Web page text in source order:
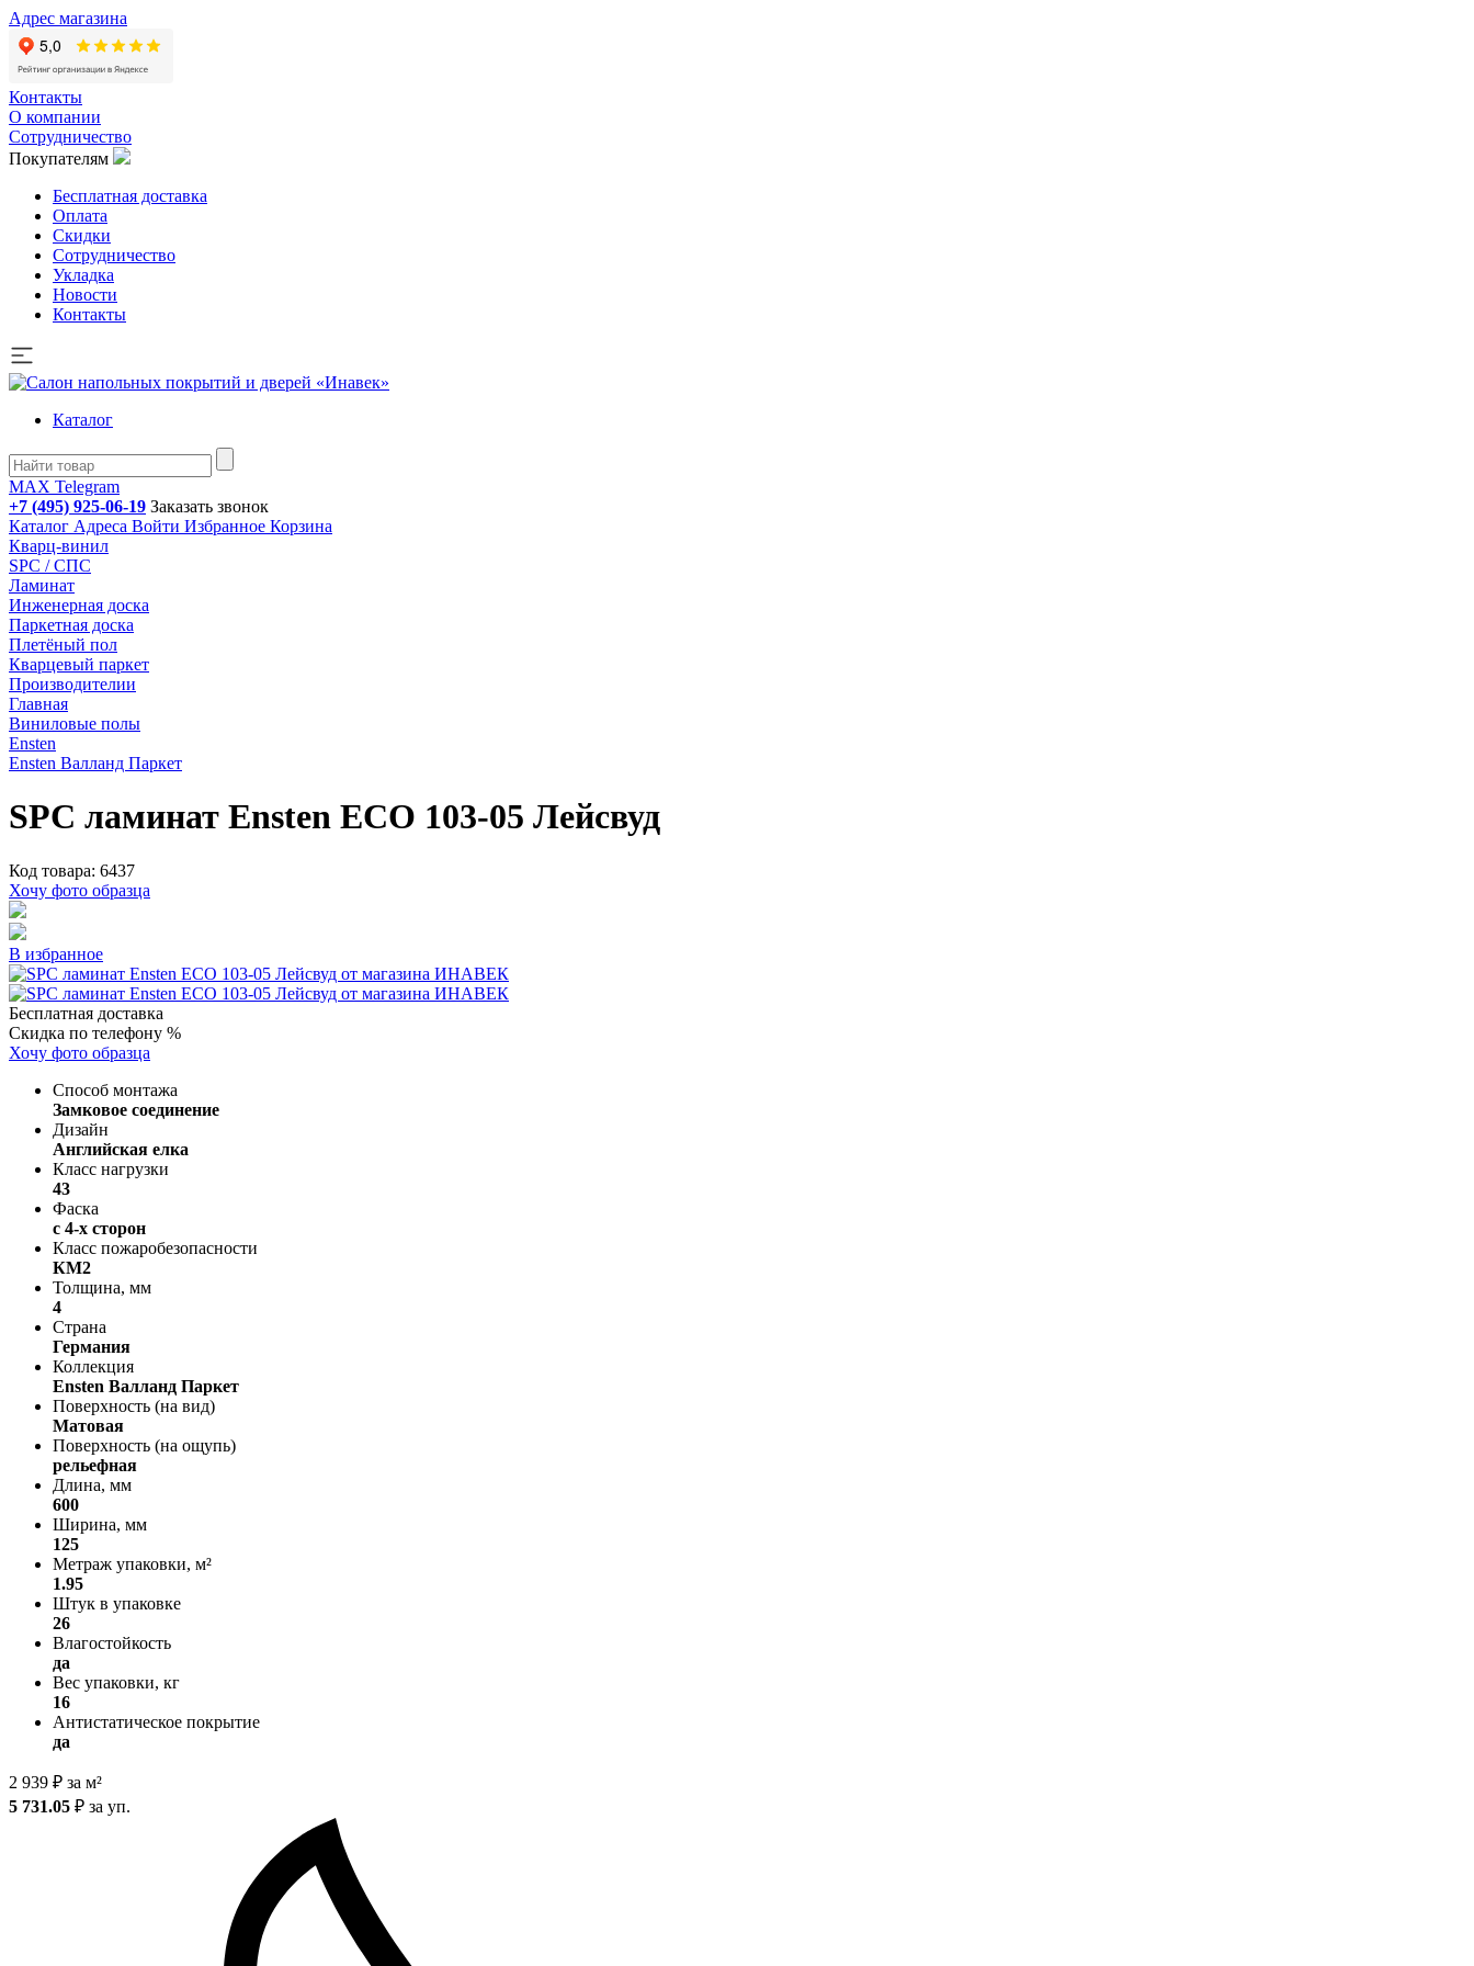
Адрес магазина
Контакты
О компании
Сотрудничество
Покупателям
Бесплатная доставка
Оплата
Скидки
Сотрудничество
Укладка
Новости
Контакты
Каталог
MAX Telegram
+7 (495) 925-06-19 Заказать звонок
Каталог Адреса Войти Избранное Корзина
Кварц-винил
SPC / СПС
Ламинат
Инженерная доска
Паркетная доска
Плетёный пол
Кварцевый паркет
Производителии
Главная
Виниловые полы
Ensten
Ensten Валланд Паркет
SPC ламинат Ensten ECO 103-05 Лейсвуд
Код товара: 6437
Хочу фото образца
В избранное
Бесплатная доставка
Скидка по телефону %
Хочу фото образца
Способ монтажа
Замковое соединение
Дизайн
Английская елка
Класс нагрузки
43
Фаска
с 4-х сторон
Класс пожаробезопасности
КМ2
Толщина, мм
4
Страна
Германия
Коллекция
Ensten Валланд Паркет
Поверхность (на вид)
Матовая
Поверхность (на ощупь)
рельефная
Длина, мм
600
Ширина, мм
125
Метраж упаковки, м²
1.95
Штук в упаковке
26
Влагостойкость
да
Вес упаковки, кг
16
Антистатическое покрытие
да
2 939 ₽ за м²
5 731.05 ₽ за уп.